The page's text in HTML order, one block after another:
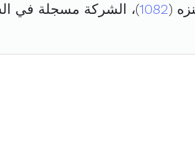
1082)، الشركة مسجلة في